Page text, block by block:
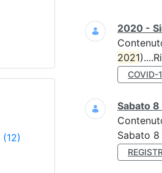
(12)
Ricerca
2020 -
2021
COVID-
Sabato 8
Sabato 8